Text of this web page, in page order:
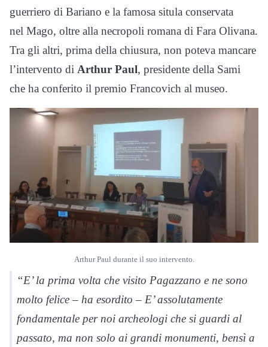
guerriero di Bariano e la famosa situla conservata
nel Mago, oltre alla necropoli romana di Fara Olivana.
Tra gli altri, prima della chiusura, non poteva mancare
l’intervento di Arthur Paul, presidente della Sami
che ha conferito il premio Francovich al museo.
Arthur Paul durante il suo intervento.
“E’ la prima volta che visito Pagazzano e ne sono
molto felice – ha esordito – E’ assolutamente
fondamentale per noi archeologi che si guardi al
passato, ma non solo ai grandi monumenti, bensì a